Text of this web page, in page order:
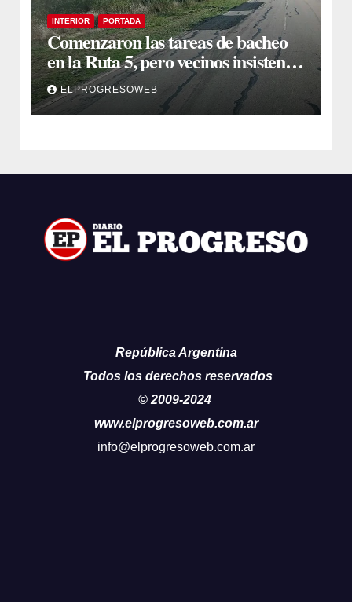
INTERIOR PORTADA
Comenzaron las tareas de bacheo
en la Ruta 5, pero vecinos insisten
en un reclamo integral
ELPROGRESOWEB
República Argentina
Todos los derechos reservados
© 2009-2024
www.elprogresoweb.com.ar
info@elprogresoweb.com.ar